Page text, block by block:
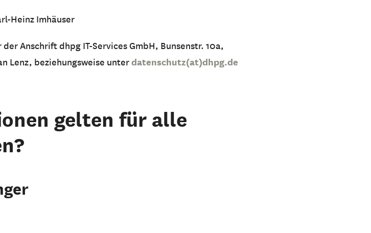
Heinz Imhäuser
Anschrift dhpg IT-Services GmbH, Bunsenstr. 10a,
Lenz, beziehungsweise unterdatenschutz(at)dhpg.de
gelten für alle